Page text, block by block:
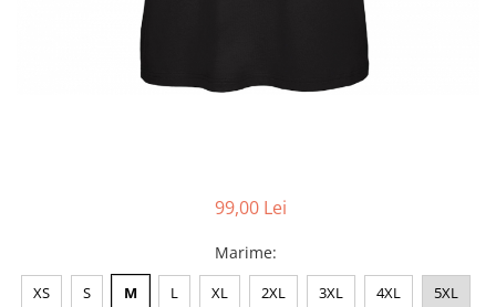
Tricouri de poveste
99,00 Lei
Marime:
XS S M L XL 2XL 3XL 4XL 5XL